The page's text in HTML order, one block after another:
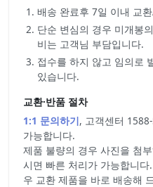
배송 완료후 7일 이내 교
단순 변심의 경우 미개봉
비는 고객님 부담입니다.
접수를 하지 않고 임의로
있습니다.
교환·반품 절차
1:1 문의하기, 고객센터
가능합니다.
제품 불량의 경우 사진을 첨
시면 빠른 처리가 가능합니
우 교환 제품을 바로 배송해